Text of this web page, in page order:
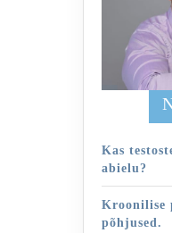
Kas
abielu?
Kroonilise
põhjused.